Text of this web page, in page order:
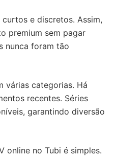
e discretos. Assim,
premium sem pagar
nunca foram tão
várias categorias. Há
recentes. Séries
garantindo diversão
online no Tubi é simples.